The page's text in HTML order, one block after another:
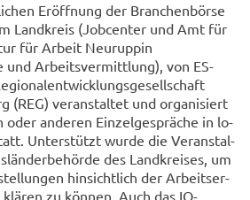
Er­öff­nung der Bran­chen­bör­se
Land­kreis (Job­cen­ter und Amt für
für Ar­beit Neu­rup­pin
und Ar­beits­ver­mitt­lung), von ES­
(REG) ver­an­stal­tet und or­ga­ni­siert
oder an­de­ren Ein­zel­ge­sprä­che in lo­
Un­ter­stützt wurde die Ver­an­stal­
des Land­krei­ses, um
hin­sicht­lich der Ar­beits­er­
zu kön­nen. Auch das IQ-​